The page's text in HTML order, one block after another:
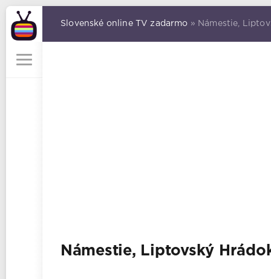
Slovenské online TV zadarmo » Námestie,
Námestie, Liptovský